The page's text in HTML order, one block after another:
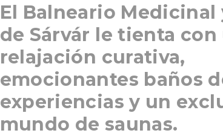
El Balneario Medicinal
de Sárvár le tienta con
relajación curativa,
emocionantes baños
experiencias y un
mundo de saunas.